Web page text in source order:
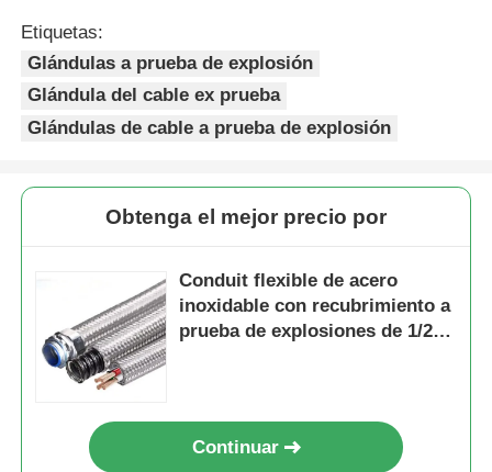
Etiquetas:
Glándulas a prueba de explosión
Glándula del cable ex prueba
Glándulas de cable a prueba de explosión
Obtenga el mejor precio por
Conduit flexible de acero
inoxidable con recubrimiento a
prueba de explosiones de 1/2"
Continuar